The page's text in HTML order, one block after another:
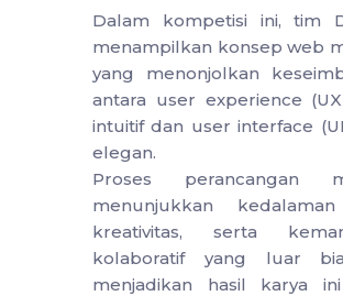
Dalam kompetisi ini, tim
menampilkan konsep web
yang menonjolkan
antara user experience
intuitif dan user interface
elegan.
Proses perancangan
menunjukkan
kreativitas, serta
kolaboratif yang luar
menjadikan hasil karya